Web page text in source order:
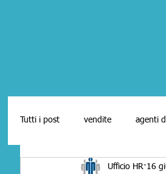
Tutti i post vendite agenti
marketing ricerca e
Ufficio HR 16